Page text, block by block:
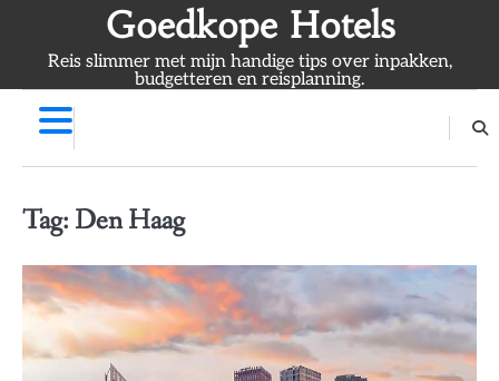
content
Goedkope Hotels
Reis slimmer met mijn handige tips over inpakken,
budgetteren en reisplanning.
Tag: Den Haag